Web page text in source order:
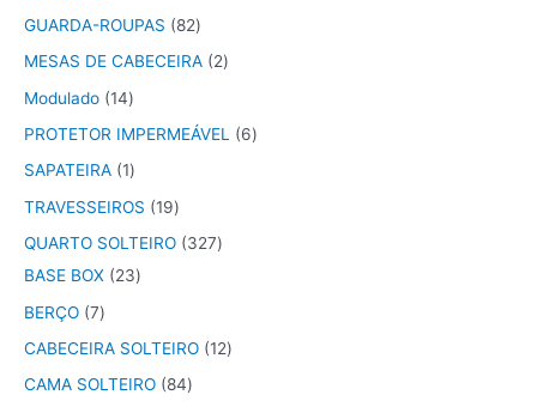
GUARDA-ROUPAS
82
MESAS DE CABECEIRA
2
Modulado 14
PROTETOR IMPERMEÁVEL
6
SAPATEIRA 1
TRAVESSEIROS
19
QUARTO SOLTEIRO
327
BASE BOX
23
BERÇO 7
CABECEIRA SOLTEIRO 12
CAMA SOLTEIRO
84